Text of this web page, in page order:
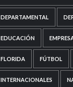
DEPARTAMENTAL
EDUCACIÓN
FLORIDA FÚTBOL
INTERNACIONALES